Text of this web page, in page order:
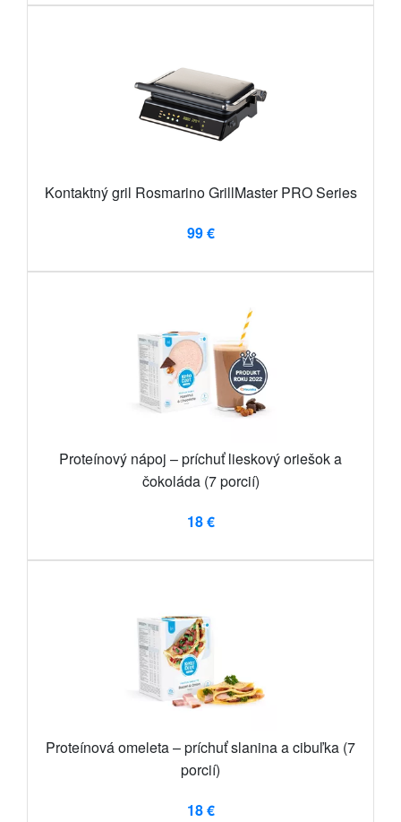
Kontaktný gril Rosmarino GrillMaster PRO Series
99 €
Proteínový nápoj – príchuť lieskový oriešok a
čokoláda (7 porcií)
18 €
Proteínová omeleta – príchuť slanina a cibuľka (7
porcií)
18 €